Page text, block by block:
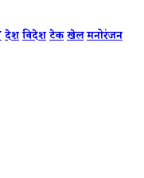
देशविदेशटेकखेलमनोरंजन